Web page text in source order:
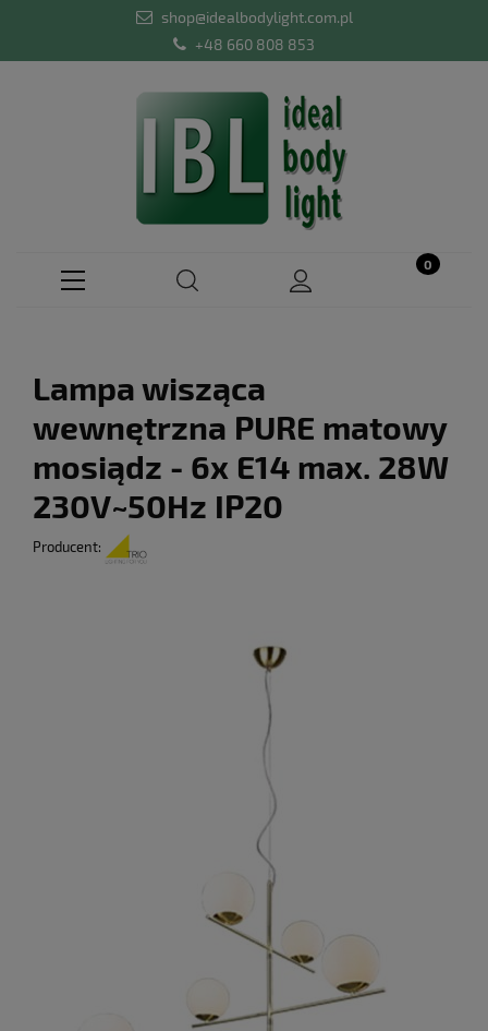
shop@idealbodylight.com.pl
+48 660 808 853
Lampa wisząca
wewnętrzna PURE matowy
mosiądz - 6x E14 max. 28W
230V~50Hz IP20
Producent: